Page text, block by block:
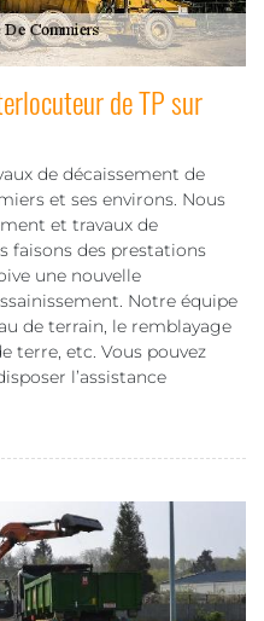
de TP sur
de décaissement de
et ses environs. Nous
et travaux de
faisons des prestations
une nouvelle
Notre équipe
de terrain, le remblayage
terre, etc. Vous pouvez
l’assistance